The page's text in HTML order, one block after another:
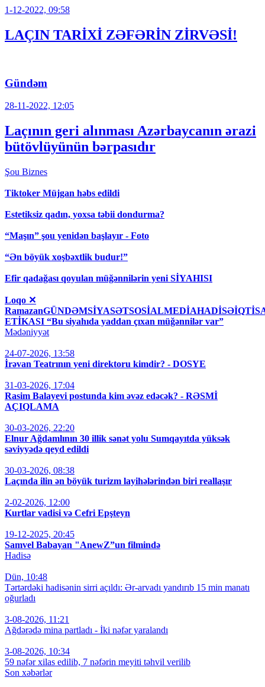
1-12-2022, 09:58
LAÇIN TARİXİ ZƏFƏRİN ZİRVƏSİ!
Gündəm
28-11-2022, 12:05
Laçının geri alınması Azərbaycanın ərazi
bütövlüyünün bərpasıdır
Şou Biznes
Tiktoker Müjgan həbs edildi
Estetiksiz qadın, yoxsa təbii dondurma?
“Maşın” şou yenidən başlayır - Foto
“Ən böyük xoşbəxtlik budur!”
Efir qadağası qoyulan müğənnilərin yeni SİYAHISI
Loqo ✕
ETİKASI “Bu siyahıda yaddan çıxan müğənnilər var”
Mədəniyyət
24-07-2026, 13:58
İrəvan Teatrının yeni direktoru kimdir? - DOSYE
31-03-2026, 17:04
Rasim Balayevi postunda kim əvəz edəcək? - RƏSMİ
AÇIQLAMA
30-03-2026, 22:20
Elnur Ağdamlının 30 illik sənət yolu Sumqayıtda yüksək
səviyyədə qeyd edildi
30-03-2026, 08:38
Laçında ilin ən böyük turizm layihələrindən biri reallaşır
2-02-2026, 12:00
Kurtlar vadisi və Cefri Epşteyn
19-12-2025, 20:45
Samvel Babayan "AnewZ”un filmində
Hadisə
Dün, 10:48
Tərtərdəki hadisənin sirri açıldı: Ər-arvadı yandırıb 15 min manatı
oğurladı
3-08-2026, 11:21
Ağdərədə mina partladı - İki nəfər yaralandı
3-08-2026, 10:34
59 nəfər xilas edilib, 7 nəfərin meyiti təhvil verilib
Son xəbərlər